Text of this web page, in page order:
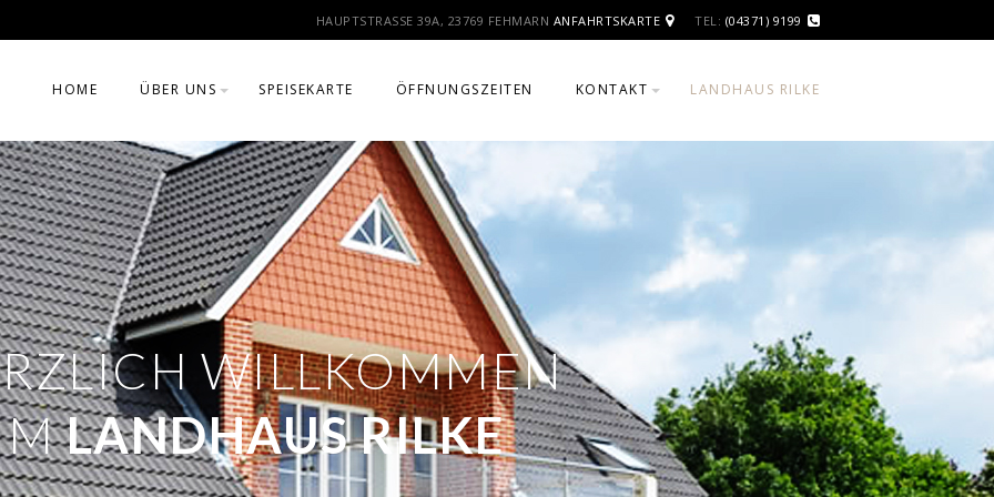
HAUPTSTRASSE 39A, 23769 FEHMARN ANFAHRTSKARTE TEL: (04371) 9199
HOME ÜBER UNS
HISTORIE
SPEISEKARTE ÖFFNUNGSZEITEN KONTAKT
DATENSCHUTZ
LANDHAUS RILKE
WILLKOMMEN
LANDHAUS RILKE